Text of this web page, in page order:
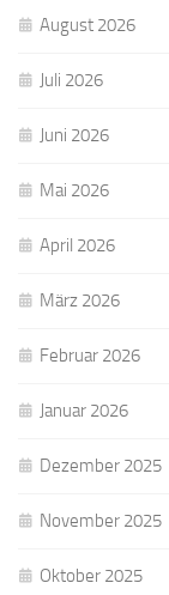
August 2026
Juli 2026
Juni 2026
Mai 2026
April 2026
März 2026
Februar 2026
Januar 2026
Dezember 2025
November 2025
Oktober 2025